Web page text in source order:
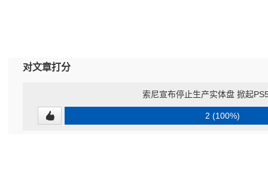
对文章打分
索尼宣布停止生产实体盘 掀起
2 (100%)